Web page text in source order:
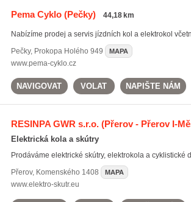
Pema Cyklo(Pečky) 44,18 km
Nabízíme prodej a servis jízdních kol a elektrokol
Pečky, Prokopa Holého 949 MAPA
www.pema-cyklo.cz
NAVIGOVAT VOLAT NAPIŠTE NÁM
RESINPA GWR s.r.o.(Přerov - Přerov I-
Elektrická kola a skútry
Prodáváme elektrické skútry, elektrokola a cyklistické
Přerov, Komenského 1408 MAPA
www.elektro-skutr.eu